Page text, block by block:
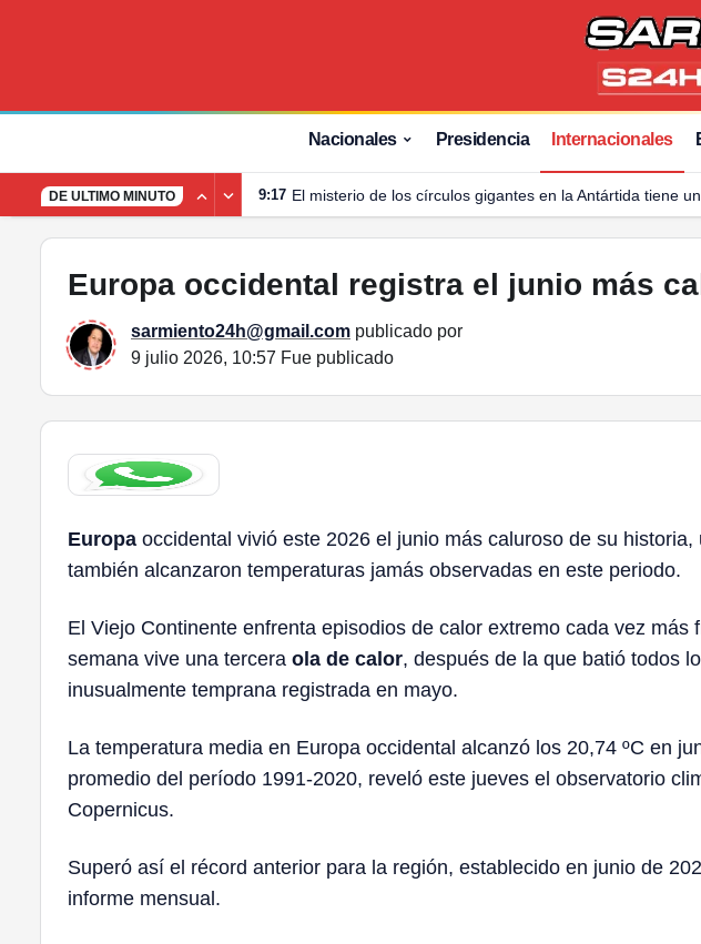
Nacionales Presidencia Internacionales
DE ULTIMO MINUTO 9:17 El misterio de los círculos gigantes en la Antártida tiene
Europa occidental registra el junio más
sarmiento24h@gmail.com publicado por
9 julio 2026, 10:57 Fue publicado
Europa occidental vivió este 2026 el junio más caluroso de su
también alcanzaron temperaturas jamás observadas en este periodo.
El Viejo Continente enfrenta episodios de calor extremo cada vez más
semana vive una terceraola de calor, después de la que batió todos
inusualmente temprana registrada en mayo.
La temperatura media en Europa occidental alcanzó los 20,74 ºC en
promedio del período 1991-2020, reveló este jueves el observatorio
Copernicus.
Superó así el récord anterior para la región, establecido en junio de
informe mensual.